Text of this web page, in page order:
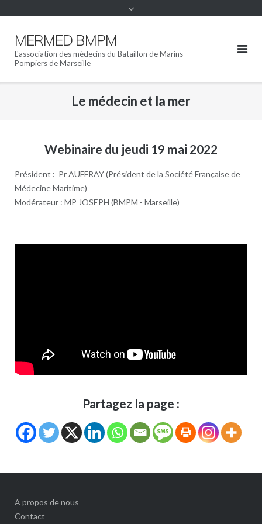
MERMED BMPM
L'association des médecins du Bataillon de Marins-
Pompiers de Marseille
Le médecin et la mer
Webinaire du jeudi 19 mai 2022
Président : Pr AUFFRAY (Président de la Société Française de
Médecine Maritime)
Modérateur : MP JOSEPH (BMPM - Marseille)
Partagez la page :
A propos de nous
Contact